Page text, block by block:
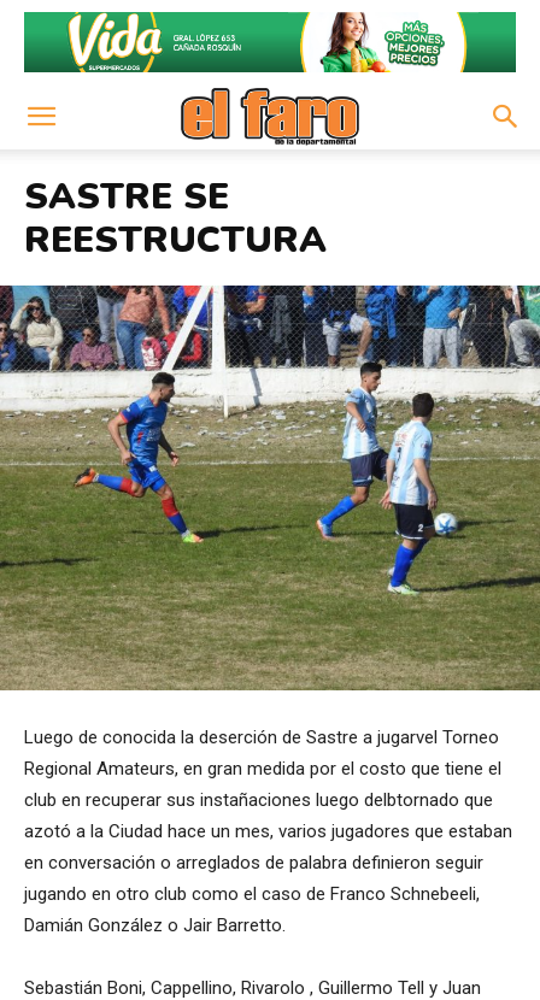
SASTRE SE
REESTRUCTURA
Luego de conocida la deserción de Sastre a jugarvel Torneo
Regional Amateurs, en gran medida por el costo que tiene el
club en recuperar sus instañaciones luego delbtornado que
azotó a la Ciudad hace un mes, varios jugadores que estaban
en conversación o arreglados de palabra definieron seguir
jugando en otro club como el caso de Franco Schnebeeli,
Damián González o Jair Barretto.
Sebastián Boni, Cappellino, Rivarolo , Guillermo Tell y Juan